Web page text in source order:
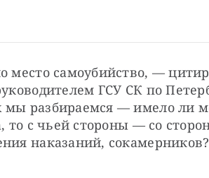
место самоубийство, —
ГСУ СК по
разбираемся — имело ли
то с чьей стороны — со
наказаний,